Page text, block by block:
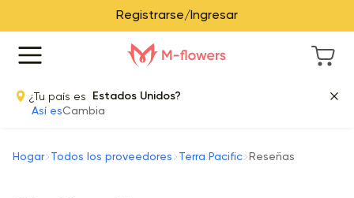
Registrarse/Ingresar
¿Tu país es
Estados Unidos?
Así esCambia
Hogar Todos los proveedores Terra Pacific Reseñas